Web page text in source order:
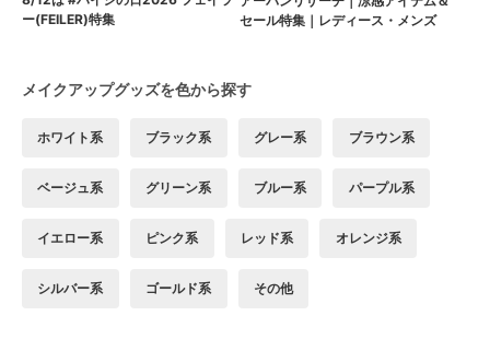
ー(FEILER)特集
セール特集｜レディース・メンズ
メイクアップグッズを色から探す
ホワイト系 ブラック系 グレー系 ブラウン系
ベージュ系 グリーン系 ブルー系 パープル系
イエロー系 ピンク系 レッド系 オレンジ系
シルバー系 ゴールド系 その他